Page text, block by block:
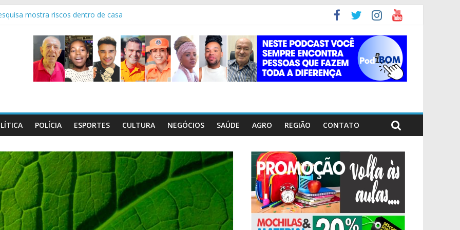
mostra riscos dentro de casa
Dia C, que será realizado em 29/8
maços de cigarros contrabandeados
boas é sempre emocionante!
POLÍCIA ESPORTES CULTURA NEGÓCIOS SAÚDE AGRO REGIÃO CONTATO